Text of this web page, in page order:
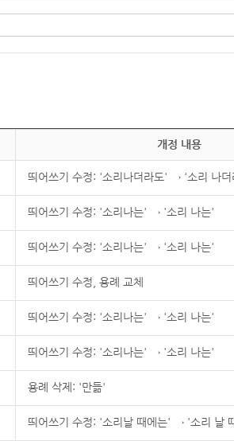
개정 내용
띄어쓰기 수정: '소리나더라도' → '소리 나더
띄어쓰기 수정: '소리나는' → '소리 나는'
띄어쓰기 수정: '소리나는' → '소리 나는'
띄어쓰기 수정, 용례 교체
띄어쓰기 수정: '소리나는' → '소리 나는'
띄어쓰기 수정: '소리나는' → '소리 나는'
용례 삭제: '만듦'
띄어쓰기 수정: '소리날 때에는' → '소리 날